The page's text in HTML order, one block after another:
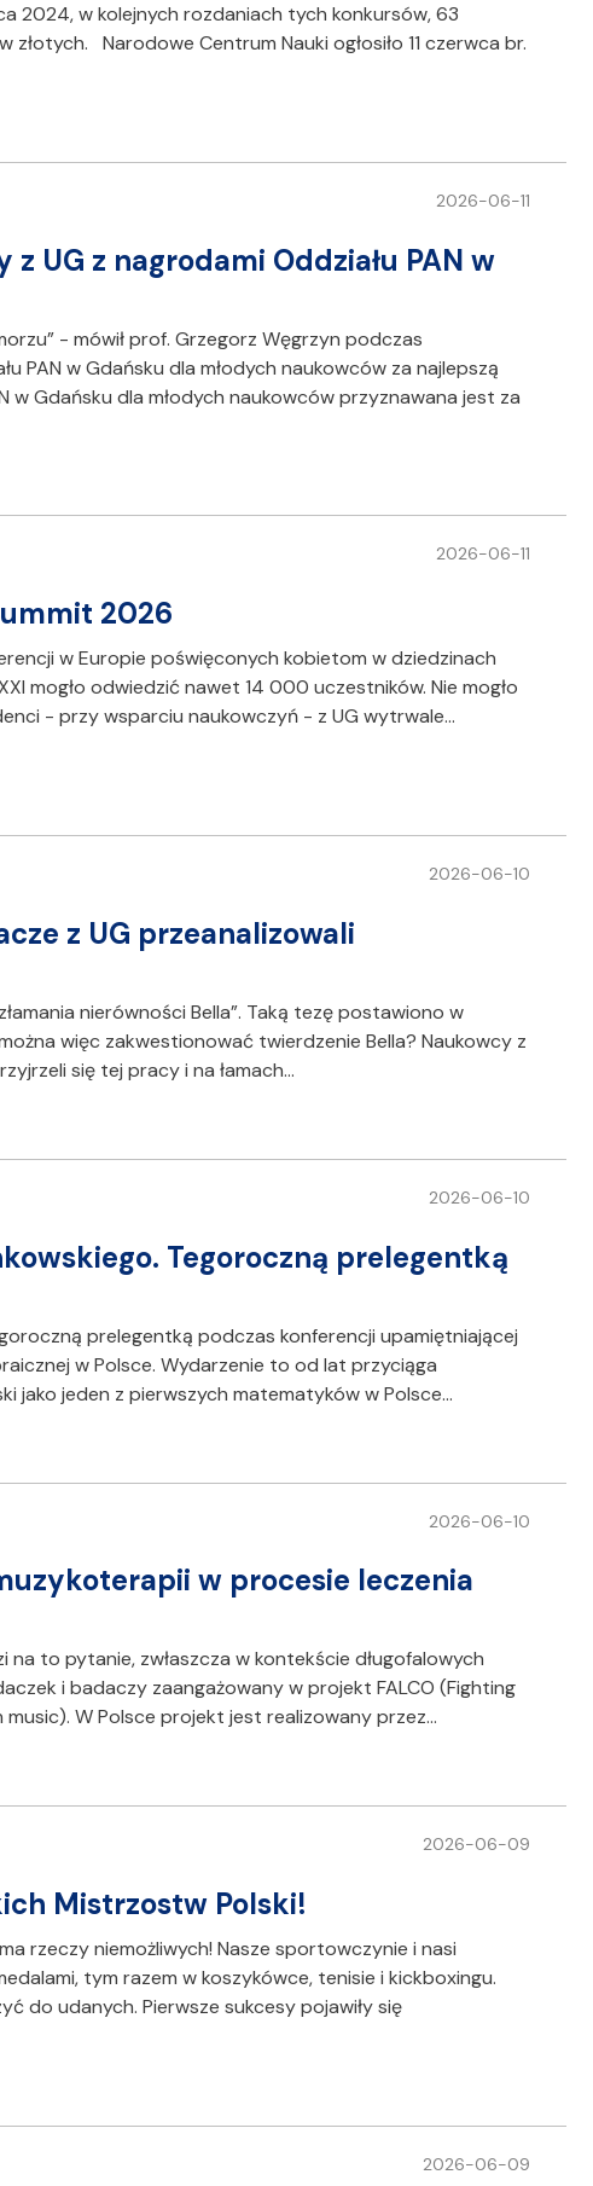
2024, w kolejnych rozdaniach tych konkursów, 63
Narodowe Centrum Nauki ogłosiło 11 czerwca br.
2026-06-11
UG z nagrodami Oddziału PAN w
- mówił prof. Grzegorz Węgrzyn podczas
PAN w Gdańsku dla młodych naukowców za najlepszą
Gdańsku dla młodych naukowców przyznawana jest za
2026-06-11
2026
w Europie poświęconych kobietom w dziedzinach
mogło odwiedzić nawet 14 000 uczestników. Nie mogło
- przy wsparciu naukowczyń - z UG wytrwale…
2026-06-10
z UG przeanalizowali
nierówności Bella”. Taką tezę postawiono w
więc zakwestionować twierdzenie Bella? Naukowcy z
się tej pracy i na łamach…
2026-06-10
Tegoroczną prelegentką
prelegentką podczas konferencji upamiętniającej
w Polsce. Wydarzenie to od lat przyciąga
jako jeden z pierwszych matematyków w Polsce…
2026-06-10
w procesie leczenia
to pytanie, zwłaszcza w kontekście długofalowych
i badaczy zaangażowany w projekt FALCO (Fighting
W Polsce projekt jest realizowany przez…
2026-06-09
Mistrzostw Polski!
rzeczy niemożliwych! Nasze sportowczynie i nasi
tym razem w koszykówce, tenisie i kickboxingu.
do udanych. Pierwsze sukcesy pojawiły się
2026-06-09